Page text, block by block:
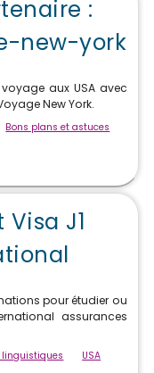
:
new-york
aux USA avec
New York.
Bons plans et astuces
J1
pour étudier ou
assurances
linguistiques
USA